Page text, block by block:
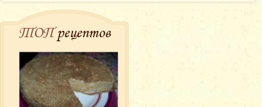
ТОПрецептов